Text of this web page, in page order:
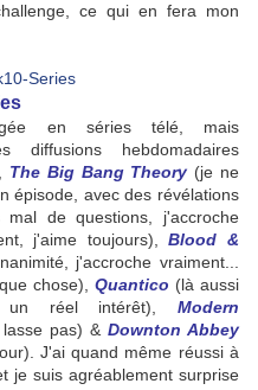
ce qui en fera mon
en séries télé, mais
diffusions hebdomadaires
The Big Bang Theory (je ne
épisode, avec des révélations
mal de questions, j'accroche
j'aime toujours),Blood &
j'accroche vraiment...
chose), Quantico (là aussi
un réel intérêt), Modern
lasse pas) &Downton Abbey
J'ai quand même réussi à
je suis agréablement surprise